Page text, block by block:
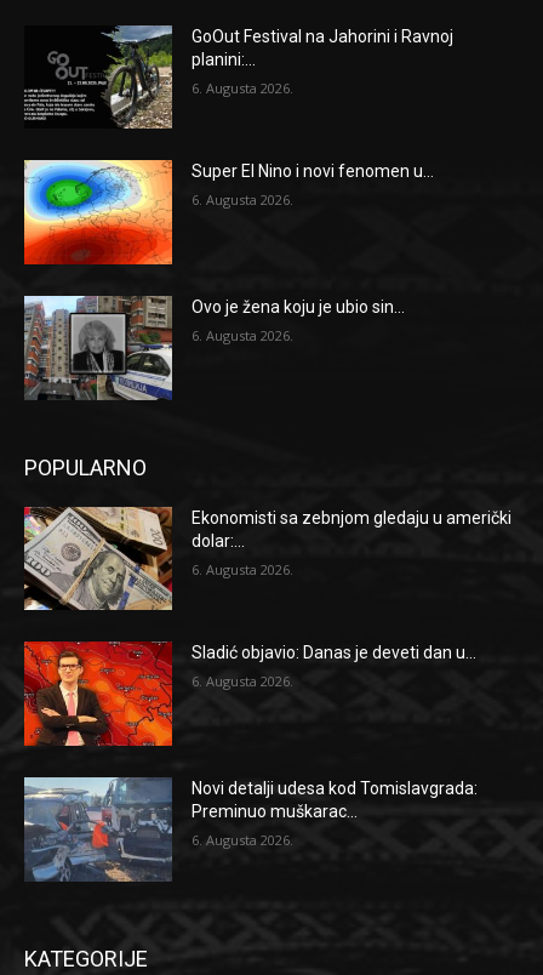
GoOut Festival na Jahorini i Ravnoj
planini:...
6. Augusta 2026.
Super El Nino i novi fenomen u...
6. Augusta 2026.
Ovo je žena koju je ubio sin...
6. Augusta 2026.
POPULARNO
Ekonomisti sa zebnjom gledaju u američki
dolar:...
6. Augusta 2026.
Sladić objavio: Danas je deveti dan u...
6. Augusta 2026.
Novi detalji udesa kod Tomislavgrada:
Preminuo muškarac...
6. Augusta 2026.
KATEGORIJE